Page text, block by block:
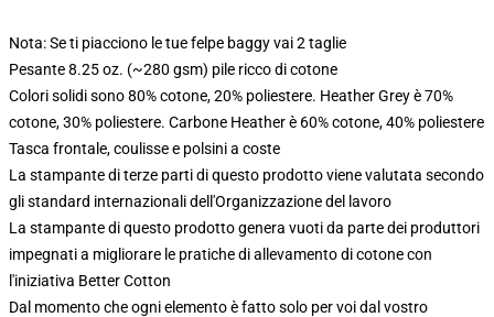
Nota: Se ti piacciono le tue felpe baggy vai 2 taglie
Pesante 8.25 oz. (~280 gsm) pile ricco di cotone
Colori solidi sono 80% cotone, 20% poliestere. Heather Grey è 70%
cotone, 30% poliestere. Carbone Heather è 60% cotone, 40% poliestere
Tasca frontale, coulisse e polsini a coste
La stampante di terze parti di questo prodotto viene valutata secondo
gli standard internazionali dell'Organizzazione del lavoro
La stampante di questo prodotto genera vuoti da parte dei produttori
impegnati a migliorare le pratiche di allevamento di cotone con
l'iniziativa Better Cotton
Dal momento che ogni elemento è fatto solo per voi dal vostro